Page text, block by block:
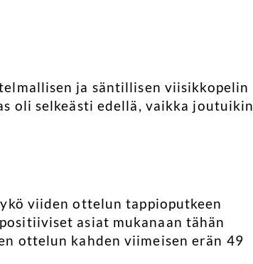
ja säntillisen viisikkopelin
oli selkeästi edellä, vaikka joutuikin
viiden ottelun tappioputkeen
asiat mukanaan tähän
ottelun kahden viimeisen erän 49